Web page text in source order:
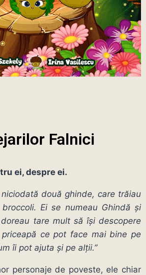
Falnici
ei, despre ei.
două ghinde, care trăiau
Ei se numeau Ghindă şi
tare mult să îşi descopere
ce pot face mai bine pe
îi pot ajuta şi pe alţii.”
personaje de poveste, ele chiar